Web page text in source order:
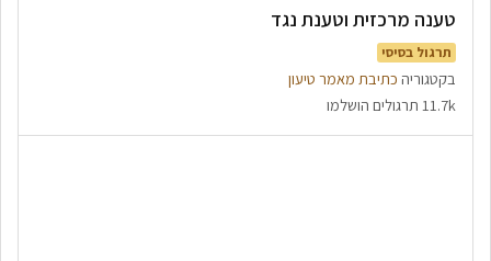
טענה מרכזית וטענת נגד
תרגול בסיסי
בקטגוריה כתיבת מאמר טיעון
11.7k תרגולים הושלמו